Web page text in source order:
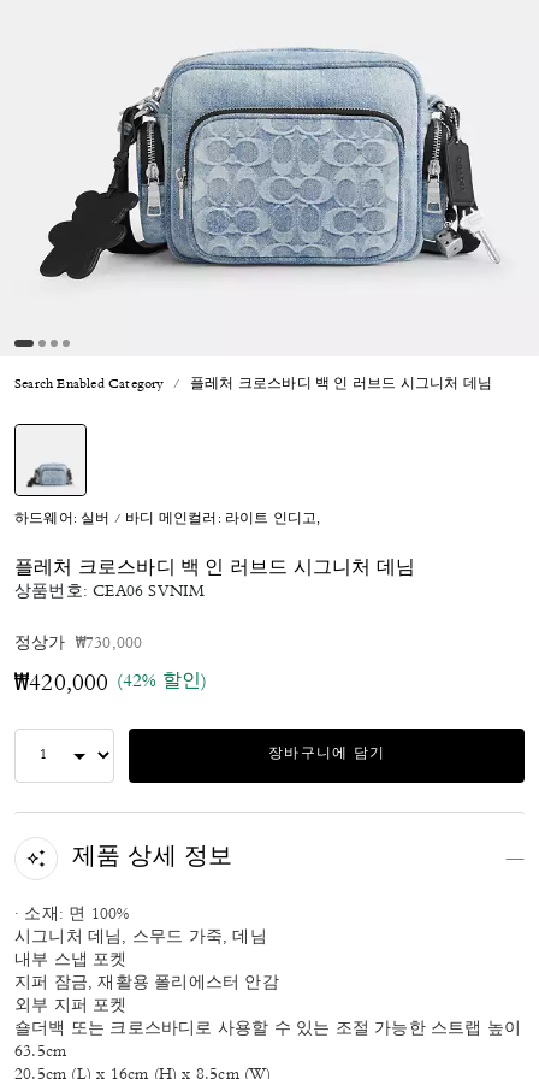
Search Enabled Category 플레처 크로스바디 백 인 러브드 시그니처 데님
하드웨어: 실버 / 바디 메인컬러: 라이트 인디고,
플레처 크로스바디 백 인 러브드 시그니처 데님
상품번호:CEA06 SVNIM
정상가 가격 인하 전
₩730,000인하됨
₩420,000 (42% 할인)
장바구니에 담기
제품 상세 정보
· 소재: 면 100%
시그니처 데님, 스무드 가죽, 데님
내부 스냅 포켓
지퍼 잠금, 재활용 폴리에스터 안감
외부 지퍼 포켓
숄더백 또는 크로스바디로 사용할 수 있는 조절 가능한 스트랩 높이
63.5cm
20.5cm (L) x 16cm (H) x 8.5cm (W)